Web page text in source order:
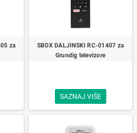
za
SBOX DALJINSKI RC-01407 za
Grundig televizore
SAZNAJ VIŠE